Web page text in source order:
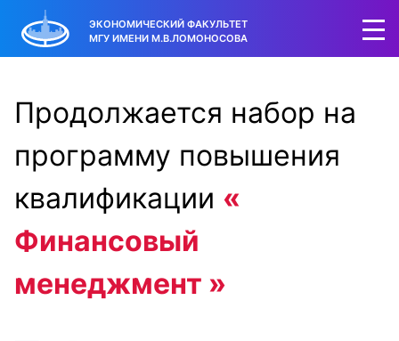
ЭКОНОМИЧЕСКИЙ ФАКУЛЬТЕТ
МГУ ИМЕНИ М.В.ЛОМОНОСОВА
Продолжается набор на
программу повышения
квалификации «
Финансовый
менеджмент »